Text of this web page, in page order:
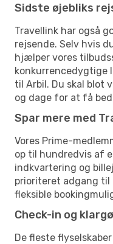
Sidste øjebliks
Travellink har også
rejsende. Selv hvis
hjælper vores
konkurrencedygtige
til Arbil. Du skal blot
og dage for at få
Spar mere med
Vores Prime-
op til hundredvis af
indkvartering og
prioriteret adgang til
fleksible
Check-in og
De fleste